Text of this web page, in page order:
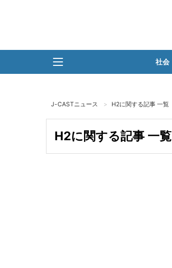
社会
J-CASTニュース H2に関する記事 一覧
H2に関する記事 一覧